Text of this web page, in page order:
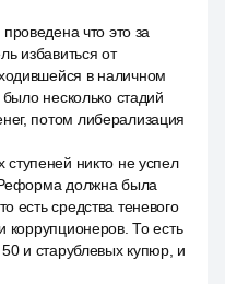
что это за
избавиться от
в наличном
несколько стадий
потом либерализация
никто не успел
должна была
есть средства теневого
коррупционеров. То есть
и старублевых купюр, и